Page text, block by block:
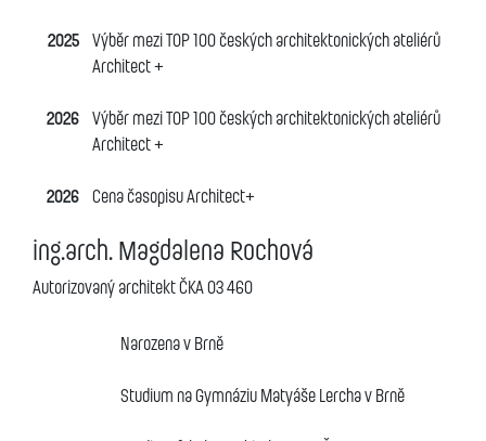
2025
Výběr mezi TOP 100 českých architektonických ateliérů
Architect +
2026
Výběr mezi TOP 100 českých architektonických ateliérů
Architect +
2026 Cena časopisu Architect+
ing.arch. Magdalena Rochová
Autorizovaný architekt ČKA 03 460
Narozena v Brně
Studium na Gymnáziu Matyáše Lercha v Brně